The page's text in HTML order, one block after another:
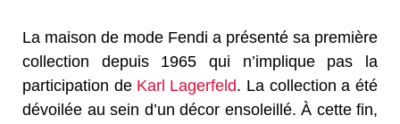
La maison de mode Fendi a présenté sa première
collection depuis 1965 qui n’implique pas la
participation de Karl Lagerfeld. La collection a été
dévoilée au sein d’un décor ensoleillé. À cette fin,